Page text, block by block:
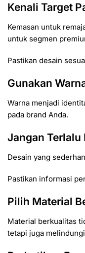
Kenali Target
Kemasan untuk
untuk segmen
Pastikan desain
Gunakan
Warna menjadi
pada brand Anda.
Jangan Terlalu
Desain yang
Pastikan informasi
Pilih Material
Material berkualitas
tetapi juga